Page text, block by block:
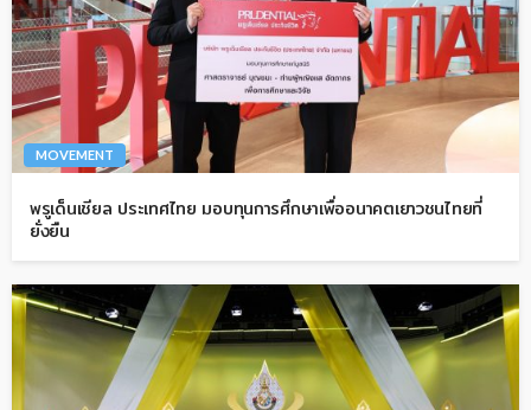
MOVEMENT
พรูเด็นเชียล ประเทศไทย มอบทุนการศึกษาเพื่ออนาคตเยาวชนไทยที่
ยั่งยืน